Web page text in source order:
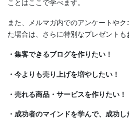
ことはここで学べます。
また、メルマガ内でのアンケートや
た場合は、さらに特別なプレゼントも
・集客できるブログを作りたい！
・今よりも売り上げを増やしたい！
・売れる商品・サービスを作りたい！
・成功者のマインドを学んで、成功し